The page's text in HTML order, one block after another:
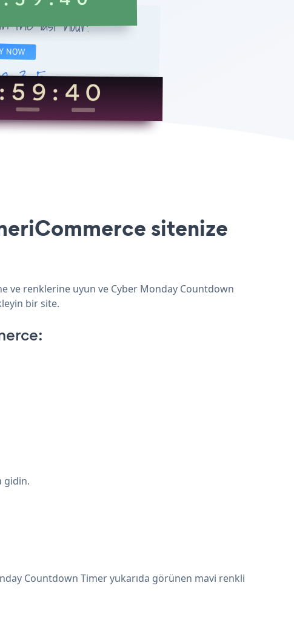
sitenize
ve renklerine uyun ve Cyber Monday Countdown
bir site.
gidin.
Countdown Timer yukarıda görünen mavi renkli